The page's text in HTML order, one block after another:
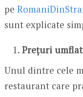
pe
sunt explicate
Prețuri
Unul dintre cele
restaurant care